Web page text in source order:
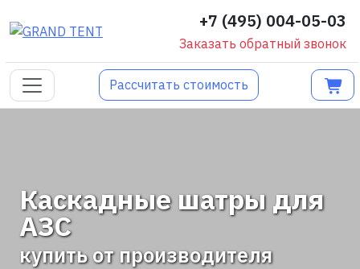
+7 (495) 004-05-03
Заказать обратный звонок
Рассчитать стоимость
Каскадные шатры для
АЗС
купить от производителя